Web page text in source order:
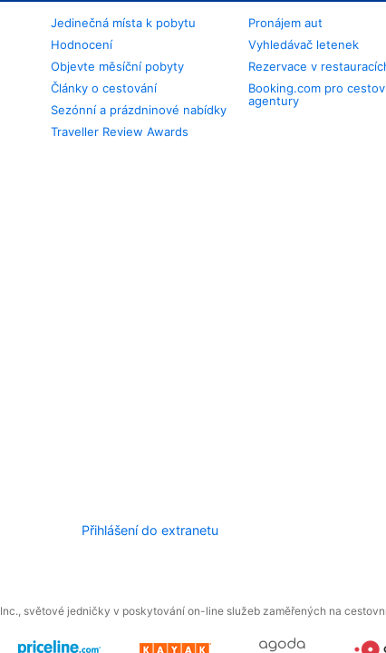
Jedinečná místa k pobytu
Hodnocení
Objevte měsíční pobyty
Články o cestování
Sezónní a prázdninové nabídky
Traveller Review Awards
Pronájem aut
Vyhledávač letenek
Rezervace v
Booking.com pro
agentury
Přihlášení do extranetu
světové jedničky v poskytování on-line služeb zaměřených na